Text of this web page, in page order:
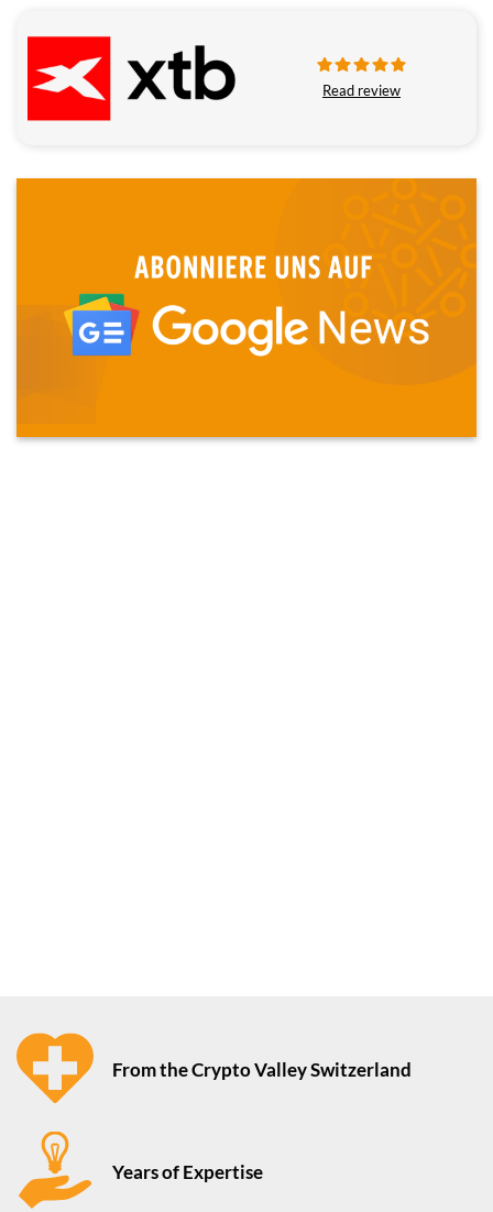
Read review
From the Crypto Valley Switzerland
Years of Expertise